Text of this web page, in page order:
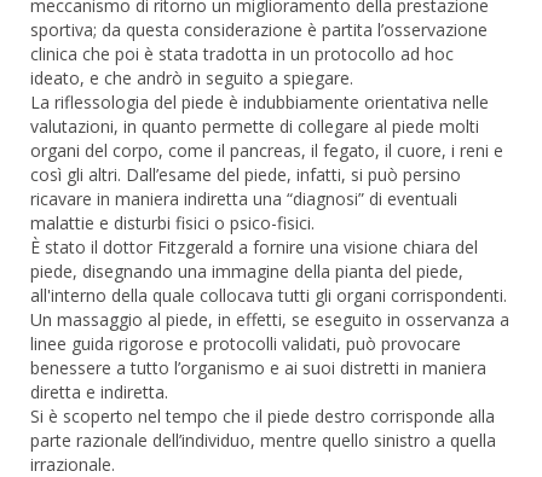
meccanismo di ritorno un miglioramento della prestazione
sportiva; da questa considerazione è partita l’osservazione
clinica che poi è stata tradotta in un protocollo ad hoc
ideato, e che andrò in seguito a spiegare.
La riflessologia del piede è indubbiamente orientativa nelle
valutazioni, in quanto permette di collegare al piede molti
organi del corpo, come il pancreas, il fegato, il cuore, i reni e
così gli altri. Dall’esame del piede, infatti, si può persino
ricavare in maniera indiretta una “diagnosi” di eventuali
malattie e disturbi fisici o psico-fisici.
È stato il dottor Fitzgerald a fornire una visione chiara del
piede, disegnando una immagine della pianta del piede,
all'interno della quale collocava tutti gli organi corrispondenti.
Un massaggio al piede, in effetti, se eseguito in osservanza a
linee guida rigorose e protocolli validati, può provocare
benessere a tutto l’organismo e ai suoi distretti in maniera
diretta e indiretta.
Si è scoperto nel tempo che il piede destro corrisponde alla
parte razionale dell’individuo, mentre quello sinistro a quella
irrazionale.